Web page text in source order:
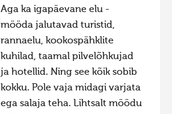
Aga ka igapäevane elu -
mööda jalutavad turistid,
rannaelu, kookospähklite
kuhilad, taamal pilvelõhkujad
ja hotellid. Ning see kõik sobib
kokku. Pole vaja midagi varjata
ega salaja teha. Lihtsalt möödu